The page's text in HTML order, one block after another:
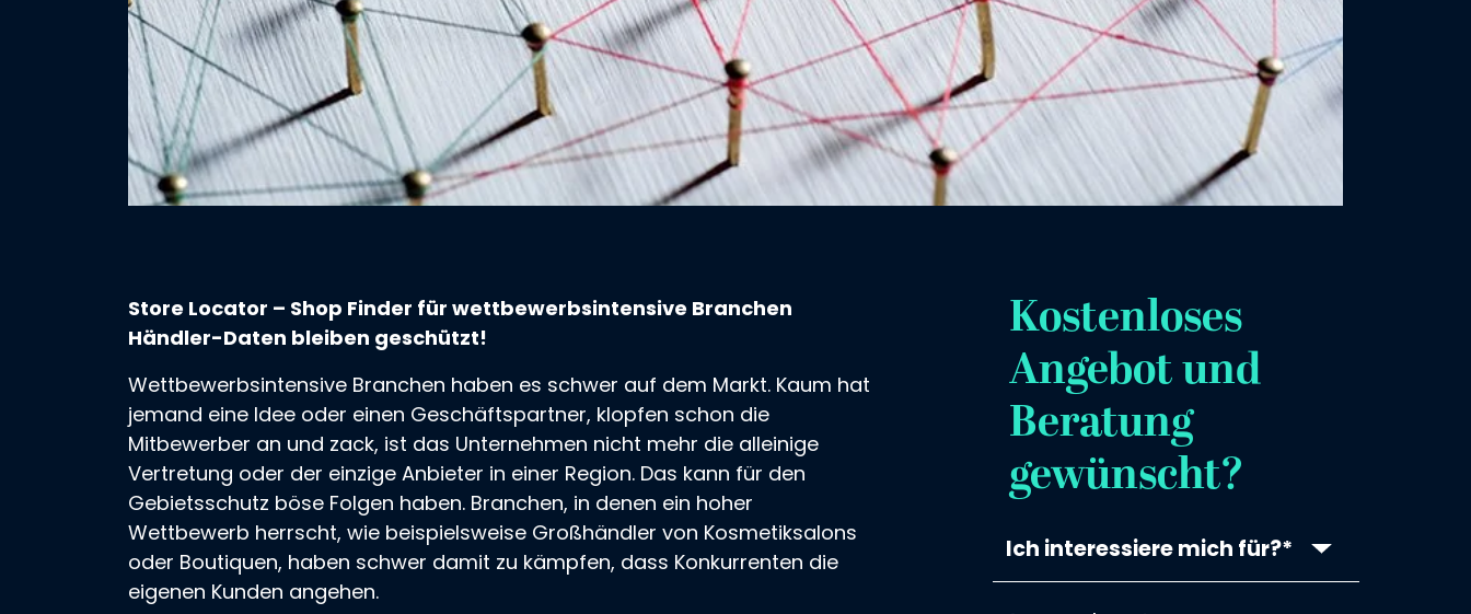
Store Locator – Shop Finder für wettbewerbsintensive Branchen
Händler-Daten bleiben geschützt!
Wettbewerbsintensive Branchen haben es schwer auf dem Markt. Kaum hat
jemand eine Idee oder einen Geschäftspartner, klopfen schon die
Mitbewerber an und zack, ist das Unternehmen nicht mehr die alleinige
Vertretung oder der einzige Anbieter in einer Region. Das kann für den
Gebietsschutz böse Folgen haben. Branchen, in denen ein hoher
Wettbewerb herrscht, wie beispielsweise Großhändler von Kosmetiksalons
oder Boutiquen, haben schwer damit zu kämpfen, dass Konkurrenten die
eigenen Kunden angehen.
Kostenloses
Angebot und
Beratung
gewünscht?
Ich interessiere mich für?*